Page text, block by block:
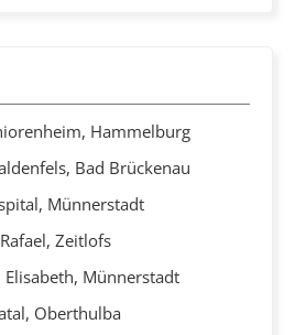
Hammelburg
Bad Brückenau
Münnerstadt
Zeitlofs
Münnerstadt
Oberthulba